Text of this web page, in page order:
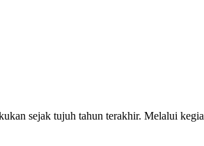
sejak tujuh tahun terakhir. Melalui